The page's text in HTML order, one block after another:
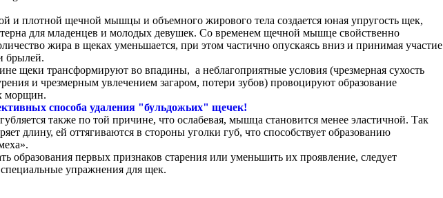
и плотной щечной мышцы и объемного жирового тела создается юная упругость щек,
для младенцев и молодых девушек. Со временем щечной мышце свойственно
жира в щеках уменьшается, при этом частично опускаясь вниз и принимая участие
брылей.
щеки трансформируют во впадины, а неблагоприятные условия (чрезмерная сухость
и чрезмерным увлечением загаром, потери зубов) провоцируют образование
морщин.
способа удаления "бульдожьих" щечек!
также по той причине, что ослабевая, мышца становится менее эластичной. Так
длину, ей оттягиваются в стороны уголки губ, что способствует образованию
образования первых признаков старения или уменьшить их проявление, следует
специальные упражнения для щек.